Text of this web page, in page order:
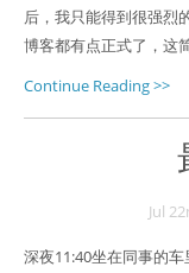
后，我只能得到很强烈
博客都有点正式了，这
Continue Reading >>
Jul 22
深夜11:40坐在同事的